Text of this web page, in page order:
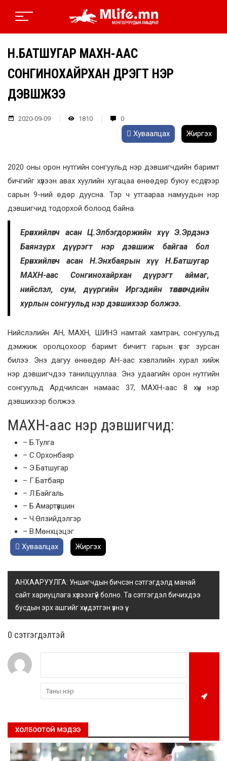
Н.БАТШУГАР МАХН-ААС
СОНГИНОХАЙРХАН ДҮҮРЭГТ НЭР
ДЭВШЖЭЭ
2020-09-09 1810 0
Хуваалцах Жиргэх
2020 оны орон нутгийн сонгуульд нэр дэвшигчдийн баримт
бичгийг хүлээн авах хуулийн хугацаа өнөөдөр буюу есдүгээр
сарын 9-ний өдөр дуусна. Тэр ч утгаараа намуудын нэр
дэвшигчид тодорхой болоод байна.
Ерөнхийлөгч асан Ц.Элбэгдоржийн хүү Э.Эрдэнэ
Баянзүрх дүүрэгт нэр дэвшиж байгаа бол
Ерөнхийлөгч асан Н.Энхбаярын хүү Н.Батшугар
МАХН-аас Сонгинохайрхан дүүрэгт аймаг,
нийслэл, сум, дүүргийн Иргэдийн төлөөлөгчдийн
хурлын сонгуульд нэр дэвшихээр болжээ.
Нийслэлийн АН, МАХН, ШИНЭ намтай хамтран, сонгуульд
дэмжиж оролцохоор баримт бичигт гарын үсэг зурсан
билээ. Энэ дагуу өнөөдөр АН-аас хэвлэлийн хурал хийж
нэр дэвшигчдээ танилцууллаа. Энэ удаагийн орон нутгийн
сонгуульд Ардчилсан намаас 37, МАХН-аас 8 хүн нэр
дэвшихээр болжээ.
МАХН-аас нэр дэвшигчид:
– Б.Тулга
– С.Орхонбаяр
– Э.Батшугар
– Г.Батбаяр
– Л.Байгаль
– Б.Амартүвшин
– Ч.Өлзийдэлгэр
– В.Мөнхцэцэг
Хуваалцах
Жиргэх
АНХААРУУЛГА: Уншигчдын бичсэн сэтгэгдэлд манай
сайт хариуцлага хүлээхгүй болно. Та сэтгэгдэл бичихдээ
бусдын эрх ашгийг хүндэтгэн үзнэ үү.
0 cэтгэгдэлтэй
ХОЛБООТОЙ МЭДЭЭ